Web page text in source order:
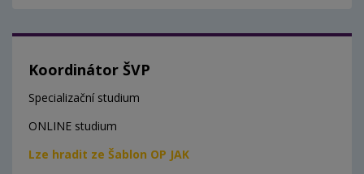
Koordinátor ŠVP
Specializační studium
ONLINE studium
Lze hradit ze Šablon OP JAK